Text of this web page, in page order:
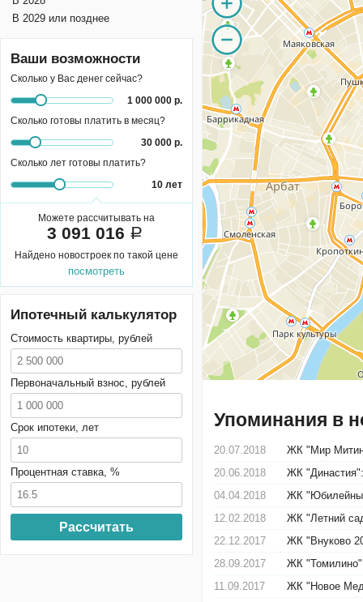
Упоминания в
20.07.2018
ЖК "Мир
20.06.2018
ЖК "Династия":
04.04.2018
ЖК
12.02.2018
ЖК "Летний
22.12.2017
ЖК "Внуково
28.09.2017
ЖК "Томилино":
11.09.2017
ЖК "Новое
В 2029 или позднее
Ваши возможности
Сколько у Вас денег сейчас?
1 000 000 р.
Сколько готовы платить в месяц?
30 000 р.
Сколько лет готовы платить?
10 лет
Можете рассчитывать на
3 091 016 a
Найдено новостроек по такой цене
посмотреть
Ипотечный калькулятор
Стоимость квартиры, рублей
Первоначальный взнос, рублей
Срок ипотеки, лет
Процентная ставка, %
Рассчитать